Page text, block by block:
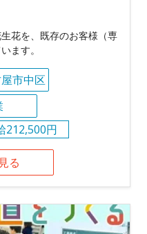
花を、既存のお客様（専
ます。
市中区
212,500円
る